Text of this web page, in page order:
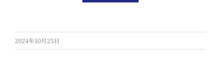
2024年10月25日